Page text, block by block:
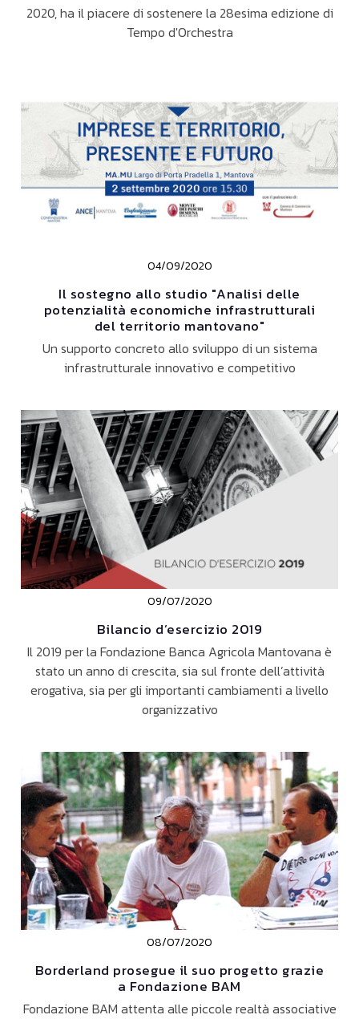
2020, ha il piacere di sostenere la 28esima edizione di
Tempo d'Orchestra
04/09/2020
Il sostegno allo studio "Analisi delle
potenzialità economiche infrastrutturali
del territorio mantovano"
Un supporto concreto allo sviluppo di un sistema
infrastrutturale innovativo e competitivo
09/07/2020
Bilancio d’esercizio 2019
Il 2019 per la Fondazione Banca Agricola Mantovana è
stato un anno di crescita, sia sul fronte dell’attività
erogativa, sia per gli importanti cambiamenti a livello
organizzativo
08/07/2020
Borderland prosegue il suo progetto grazie
a Fondazione BAM
Fondazione BAM attenta alle piccole realtà associative